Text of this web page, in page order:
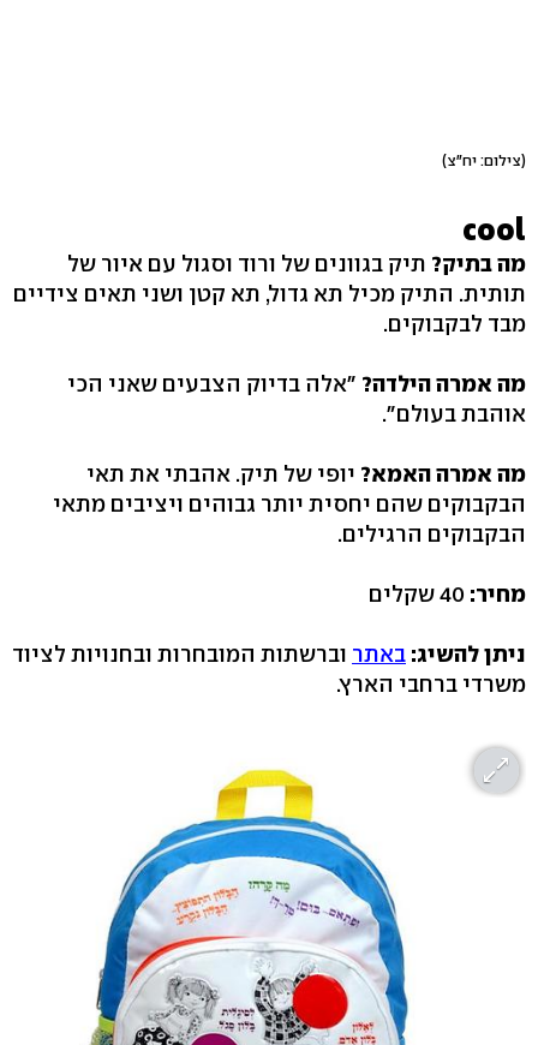
(צילום: יח"צ)
cool
מה בתיק? תיק בגוונים של ורוד וסגול עם איור של
תותית. התיק מכיל תא גדול, תא קטן ושני תאים צידיים
מבד לבקבוקים.
מה אמרה הילדה? "אלה בדיוק הצבעים שאני הכי
אוהבת בעולם".
מה אמרה האמא? יופי של תיק. אהבתי את תאי
הבקבוקים שהם יחסית יותר גבוהים ויציבים מתאי
הבקבוקים הרגילים.
מחיר:
ניתן להשיג: באתר וברשתות המובחרות ובחנויות לציוד
משרדי ברחבי הארץ.